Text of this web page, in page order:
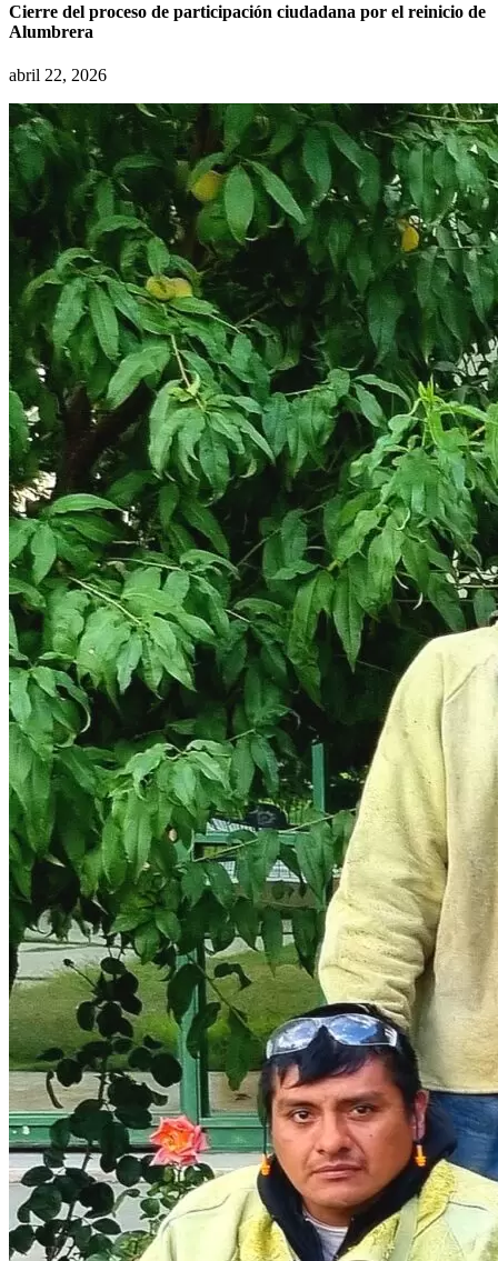
Cierre del proceso de participación ciudadana por el reinicio de
Alumbrera
abril 22, 2026